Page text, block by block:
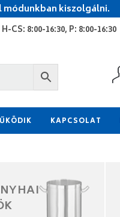
módunkban kiszolgálni.
H-CS: 8:00-16:30, P: 8:00-16:30
KAPCSOLAT